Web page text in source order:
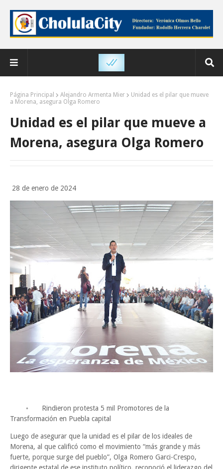
Página Principal Alejandro Armenta Mier
Unidad es el pilar que mueve
a Morena, asegura Olga Romero
Unidad es el pilar que mueve a
Morena, asegura Olga Romero
28 de enero de 2024
◦
Rindieron protesta 5 mil Promotores de la
Transformación en Puebla capital
Luego de asegurar que la unidad es el pilar de los ideales de
Morena, al que calificó como el movimiento “más grande y más
fuerte, porque surge del pueblo”, Olga Romero Garci-Crespo,
dirigente estatal de ese instituto político, reconoció el liderazgo del